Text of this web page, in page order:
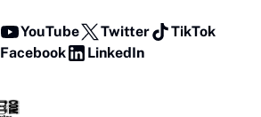
YouTube Twitter
TikTok
Facebook
LinkedIn